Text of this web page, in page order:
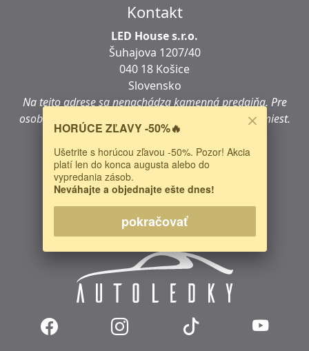
Kontakt
LED House s.r.o.
Šuhajova 1207/40
040 18 Košice
Slovensko
Na tejto adrese sanenachádzakamenná predajňa. Pre
osobný nákup navštívte jedno z našich predajných miest.
DIČ: 2024068376
IČ DPH:
SK2024068376
Predaj, poradenstvo:
sales@autoledky.sk
https://www.autoledky.sk/
HORÚCE ZĽAVY -50%🔥
Ušetrite s horúcou zľavou -50%. Pozor! Akcia
platí len do konca augusta alebo do
vypredania zásob.
Neváhajte a objednajte ešte dnes!
pokračovať